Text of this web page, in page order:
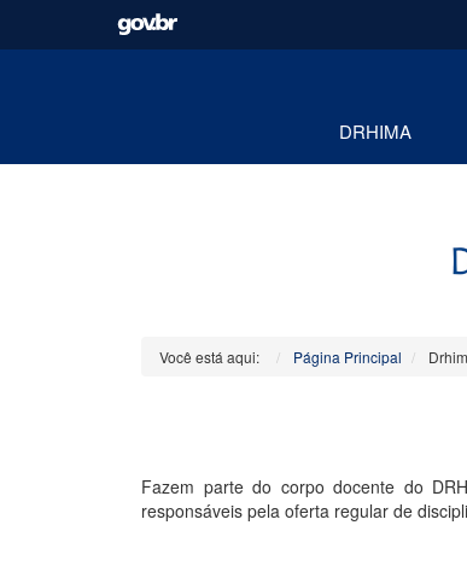
DRHIMA
Você está aqui: Página Principal
Fazem parte do corpo docente do
responsáveis pela oferta regular de